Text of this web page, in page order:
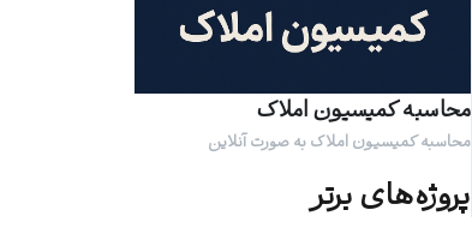
محاسبه کمیسیون املاک
محاسبه کمیسیون املاک به صورت آنلاین
پروژه‌های برتر